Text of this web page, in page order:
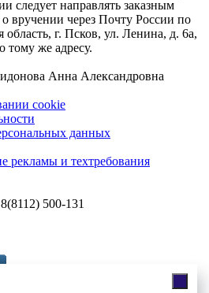
следует направлять заказным
вручении через Почту России по
область, г. Псков, ул. Ленина, д. 6а,
тому же адресу.
Анна Александровна
cookie
данных
рекламы и техтребования
500-131